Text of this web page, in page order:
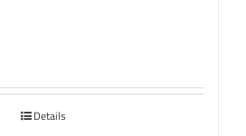
Details